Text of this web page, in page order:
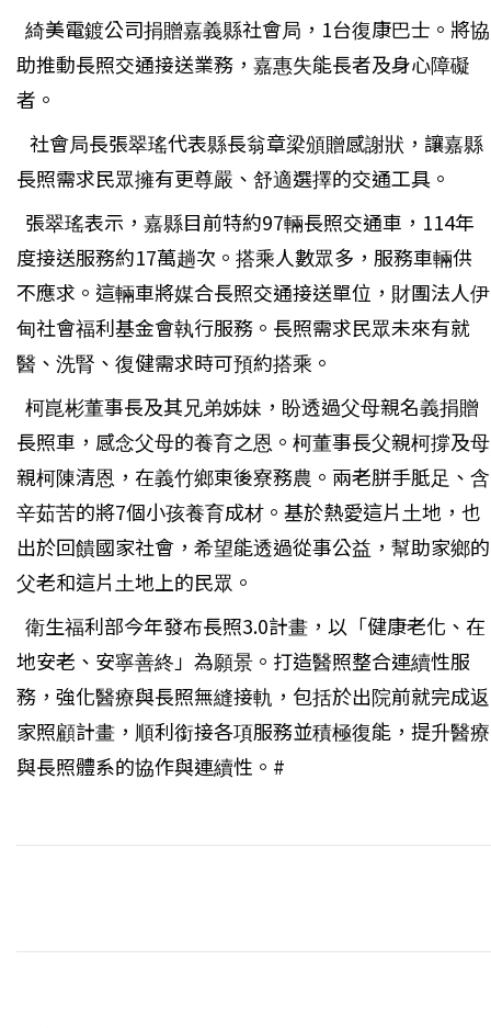
綺美電鍍公司捐贈嘉義縣社會局，1台復康巴士。將協
助推動長照交通接送業務，嘉惠失能長者及身心障礙
者。
社會局長張翠瑤代表縣長翁章梁頒贈感謝狀，讓嘉縣
長照需求民眾擁有更尊嚴、舒適選擇的交通工具。
張翠瑤表示，嘉縣目前特約97輛長照交通車，114年
度接送服務約17萬趟次。搭乘人數眾多，服務車輛供
不應求。這輛車將媒合長照交通接送單位，財團法人伊
甸社會福利基金會執行服務。長照需求民眾未來有就
醫、洗腎、復健需求時可預約搭乘。
柯崑彬董事長及其兄弟姊妹，盼透過父母親名義捐贈
長照車，感念父母的養育之恩。柯董事長父親柯撐及母
親柯陳清恩，在義竹鄉東後寮務農。兩老胼手胝足、含
辛茹苦的將7個小孩養育成材。基於熱愛這片土地，也
出於回饋國家社會，希望能透過從事公益，幫助家鄉的
父老和這片土地上的民眾。
衛生福利部今年發布長照3.0計畫，以「健康老化、在
地安老、安寧善終」為願景。打造醫照整合連續性服
務，強化醫療與長照無縫接軌，包括於出院前就完成返
家照顧計畫，順利銜接各項服務並積極復能，提升醫療
與長照體系的協作與連續性。#